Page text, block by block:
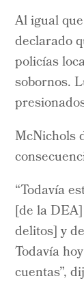
Al igual
declarado
policías
sobornos.
McNichols
“Todavía
[de la
delitos] y
Todavía
cuentas”,